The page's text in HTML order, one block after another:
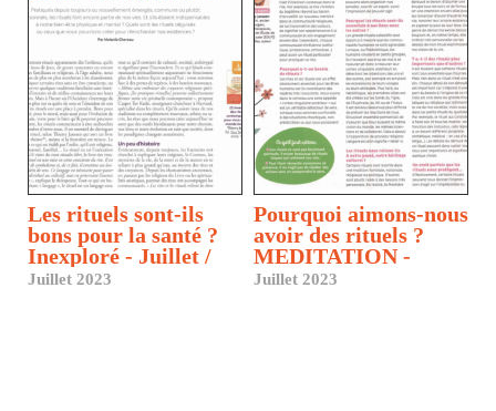
Les rituels sont-ils
bons pour la santé ?
Inexploré - Juillet /
Septembre
Juillet 2023
Pourquoi aimons-nous
avoir des rituels ?
MEDITATION -
Juillet - septembre
Juillet 2023